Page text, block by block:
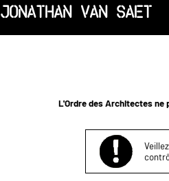
JONATHAN VAN SAET
L'Ordre des Architectes ne